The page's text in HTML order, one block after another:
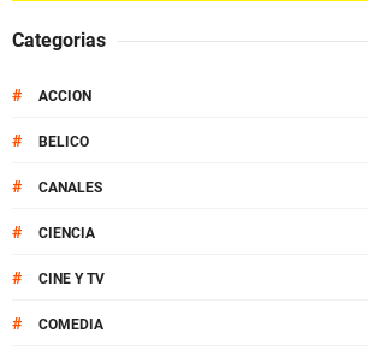
Categorias
# ACCION
# BELICO
# CANALES
# CIENCIA
# CINE Y TV
# COMEDIA